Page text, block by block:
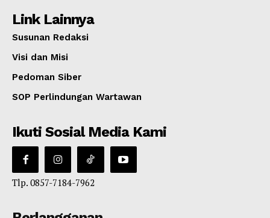
Link Lainnya
Susunan Redaksi
Visi dan Misi
Pedoman Siber
SOP Perlindungan Wartawan
Ikuti Sosial Media Kami
Tlp. 0857-7184-7962